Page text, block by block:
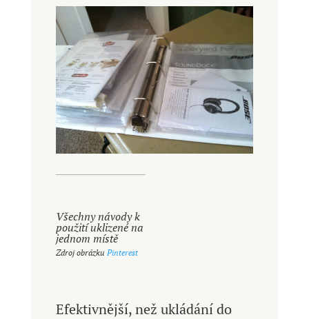
Všechny návody k
použití uklizené na
jednom místě
Zdroj obrázku Pinterest
Efektivnější, než ukládání do